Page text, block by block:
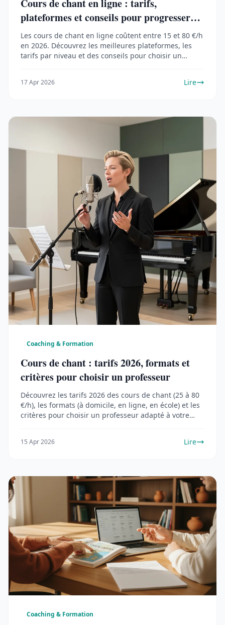
Cours de chant en ligne : tarifs,
plateformes et conseils pour progresser
(2026)
Les cours de chant en ligne coûtent entre 15 et 80 €/h
en 2026. Découvrez les meilleures plateformes, les
tarifs par niveau et des conseils pour choisir un
17 Apr 2026 Lire
Coaching & Formation
Cours de chant : tarifs 2026, formats et
critères pour choisir un professeur
Découvrez les tarifs 2026 des cours de chant (25 à 80
€/h), les formats (à domicile, en ligne, en école) et les
critères pour choisir un professeur adapté à votre
15 Apr 2026 Lire
Coaching & Formation